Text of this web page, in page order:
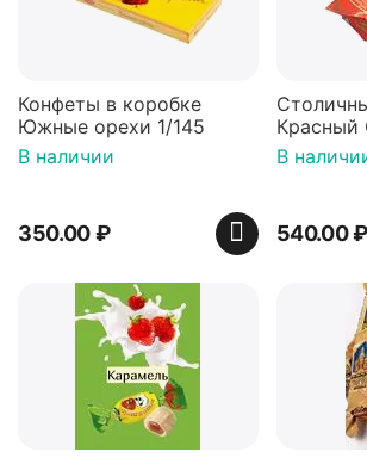
Конфеты в коробке
Южные орехи 1/145
В наличии
350.00₽
Красный
В
540.00₽